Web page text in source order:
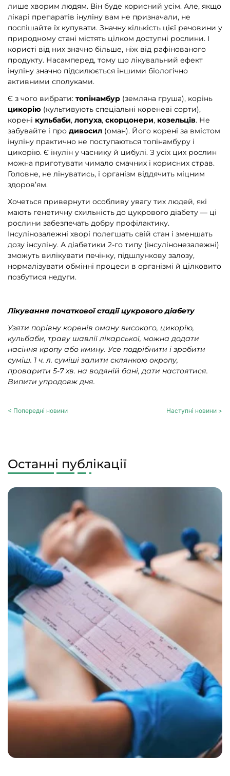
лише хворим людям. Він буде корисний усім. Але, якщо
лікарі препаратів інуліну вам не призначали, не
поспішайте їх купувати. Значну кількість цієї речовини у
природному стані містять цілком доступні рослини. І
користі від них значно більше, ніж від рафінованого
продукту. Насамперед, тому що лікувальний ефект
інуліну значно підсилюється іншими біологічно
активними сполуками.
Є з чого вибрати: топінамбур (земляна груша), корінь
цикорію (культивують спеціальні кореневі сорти),
корені кульбаби, лопуха, скорцонери, козельців. Не
забувайте і про дивосил (оман). Його корені за вмістом
інуліну практично не поступаються топінамбуру і
цикорію. Є інулін у часнику й цибулі. З усіх цих рослин
можна приготувати чимало смачних і корисних страв.
Головне, не лінуватись, і організм віддячить міцним
здоров’ям.
Хочеться привернути особливу увагу тих людей, які
мають генетичну схильність до цукрового діабету — ці
рослини забезпечать добру профілактику.
Інсулінозалежні хворі полегшать свій стан і зменшать
дозу інсуліну. А діабетики 2-го типу (інсулінонезалежні)
зможуть вилікувати печінку, підшлункову залозу,
нормалізувати обмінні процеси в організмі й цілковито
позбутися недуги.
Лікування початкової стадії цукрового діабету
Узяти порівну коренів оману високого, цикорію,
кульбаби, траву шавлії лікарської, можна додати
насіння кропу або кмину. Усе подрібнити і зробити
суміш. 1 ч. л. суміші залити склянкою окропу,
проварити 5-7 хв. на водяній бані, дати настоятися.
Випити упродовж дня.
< Попередні новини Наступні новини >
Останні публікації